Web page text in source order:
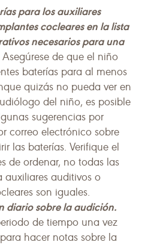
para los auxiliares
cocleares en la lista
necesarios para una
Asegúrese de que el niño
baterías para al menos
quizás no pueda ver en
del niño, es posible
sugerencias por
correo electrónico sobre
las baterías. Verifique el
de ordenar, no todas las
auxiliares auditivos o
son iguales.
diario sobre la audición.
de tiempo una vez
hacer notas sobre la